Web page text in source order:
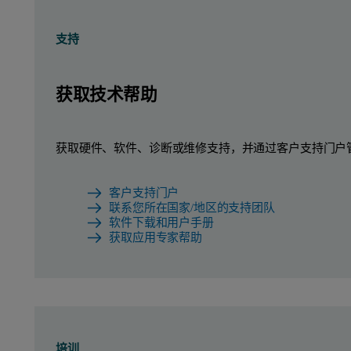
支持
获取技术帮助
获取硬件、软件、诊断或维修支持，并通过客户支持门户
客户支持门户
联系您所在国家/地区的支持团队
软件下载和用户手册
获取应用专家帮助